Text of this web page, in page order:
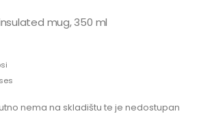
insulated mug, 350 ml
nema na skladištu te je nedostupan